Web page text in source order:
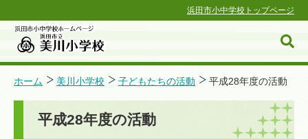
浜田市小中学校トップページ
浜田市小中学校ホームページ
ホーム 美川小学校 子どもたちの活動 平成28年度の活動
平成28年度の活動